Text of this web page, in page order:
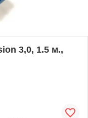
3,0, 1.5 м.,